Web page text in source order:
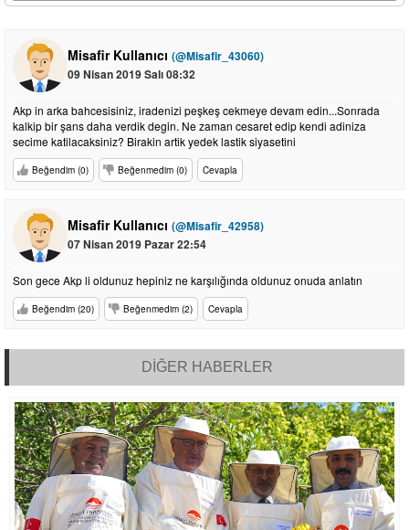
Misafir Kullanıcı (@Misafir_43060)
09 Nisan 2019 Salı 08:32
Akp in arka bahcesisiniz, iradenizi peşkeş cekmeye devam edin...Sonrada
kalkip bir şans daha verdik degin. Ne zaman cesaret edip kendi adiniza
secime katilacaksiniz? Birakin artik yedek lastik siyasetini
Beğendim (0) Beğenmedim (0) Cevapla
Misafir Kullanıcı (@Misafir_42958)
07 Nisan 2019 Pazar 22:54
Son gece Akp li oldunuz hepiniz ne karşılığında oldunuz onuda anlatın
Beğendim (20) Beğenmedim (2) Cevapla
DİĞER HABERLER